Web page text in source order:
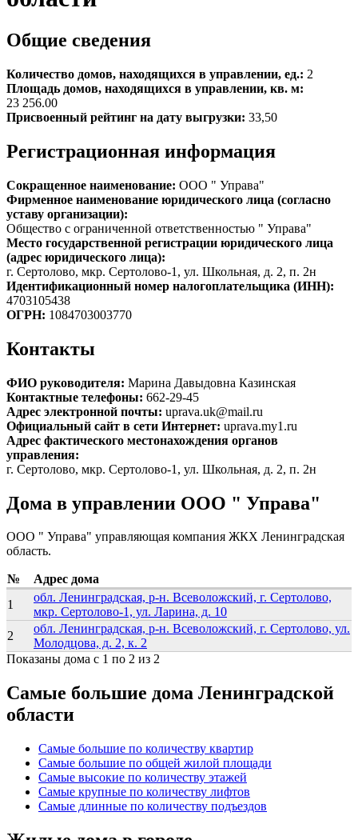
Общие сведения
Количество домов, находящихся в управлении, ед.: 2
Площадь домов, находящихся в управлении, кв. м:
23 256.00
Присвоенный рейтинг на дату выгрузки: 33,50
Регистрационная информация
Сокращенное наименование: ООО " Управа"
Фирменное наименование юридического лица (согласно
уставу организации):
Общество с ограниченной ответственностью " Управа"
Место государственной регистрации юридического лица
(адрес юридического лица):
г. Сертолово, мкр. Сертолово-1, ул. Школьная, д. 2, п. 2н
Идентификационный номер налогоплательщика (ИНН):
4703105438
ОГРН: 1084703003770
Контакты
ФИО руководителя: Марина Давыдовна Казинская
Контактные телефоны: 662-29-45
Адрес электронной почты: uprava.uk@mail.ru
Официальный сайт в сети Интернет: uprava.my1.ru
Адрес фактического местонахождения органов
управления:
г. Сертолово, мкр. Сертолово-1, ул. Школьная, д. 2, п. 2н
Дома в управлении ООО " Управа"
ООО " Управа" управляющая компания ЖКХ Ленинградская
область.
№
Адрес дома
1
обл. Ленинградская, р-н. Всеволожский, г. Сертолово,
мкр. Сертолово-1, ул. Ларина, д. 10
2
обл. Ленинградская, р-н. Всеволожский, г. Сертолово, ул.
Молодцова, д. 2, к. 2
Показаны дома с 1 по 2 из 2
Самые большие дома Ленинградской
области
Самые большие по количеству квартир
Самые большие по общей жилой площади
Самые высокие по количеству этажей
Самые крупные по количеству лифтов
Самые длинные по количеству подъездов